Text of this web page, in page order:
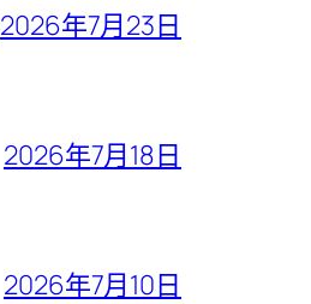
2026年7月23日
2026年7月18日
2026年7月10日